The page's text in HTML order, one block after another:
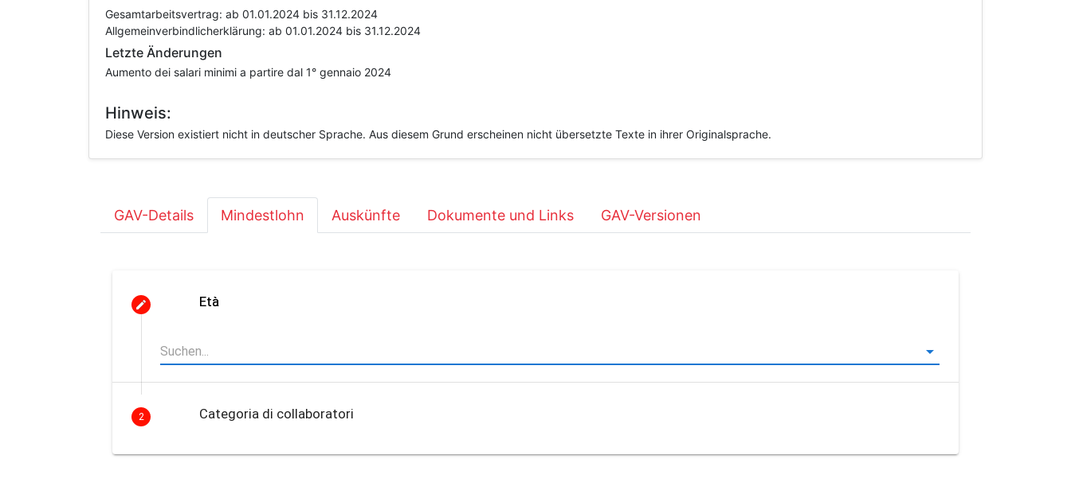
Gesamtarbeitsvertrag: ab 01.01.2024 bis 31.12.2024
Allgemeinverbindlicherklärung: ab 01.01.2024 bis 31.12.2024
Letzte Änderungen
Aumento dei salari minimi a partire dal 1° gennaio 2024
Hinweis:
Diese Version existiert nicht in deutscher Sprache. Aus diesem Grund erscheinen nicht übersetzte Texte in ihrer Originalsprache.
GAV-Details Mindestlohn Auskünfte Dokumente und Links GAV-Versionen
Età
2 Categoria di collaboratori